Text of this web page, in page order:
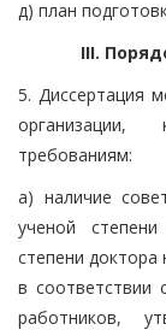
д) план
III.
5. Диссертация
организации,
требованиям:
а) наличие
ученой
степени доктора
в соответствии
работников,